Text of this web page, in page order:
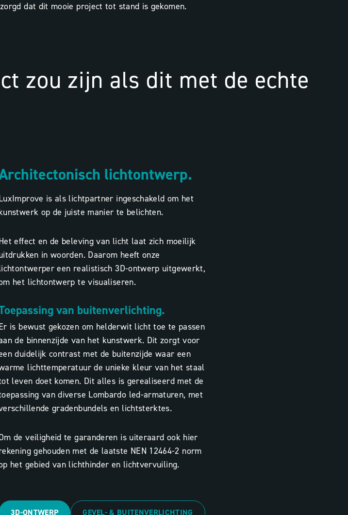
dat dit mooie project tot stand is gekomen.
zou zijn als dit met de echte
lichtontwerp.
is als lichtpartner ingeschakeld om het
op de juiste manier te belichten.
effect en de beleving van licht laat zich moeilijk
in woorden. Daarom heeft onze
een realistisch 3D-ontwerp uitgewerkt,
het lichtontwerp te visualiseren.
van buitenverlichting.
is bewust gekozen om helderwit licht toe te passen
de binnenzijde van het kunstwerk. Dit zorgt voor
duidelijk contrast met de buitenzijde waar een
lichttemperatuur de unieke kleur van het staal
leven doet komen. Dit alles is gerealiseerd met de
van diverse Lombardo led-armaturen, met
gradenbundels en lichtsterktes.
de veiligheid te garanderen is uiteraard ook hier
gehouden met de laatste NEN 12464-2 norm
het gebied van lichthinder en lichtvervuiling.
3D-ONTWERP GEVEL- & BUITENVERLICHTING